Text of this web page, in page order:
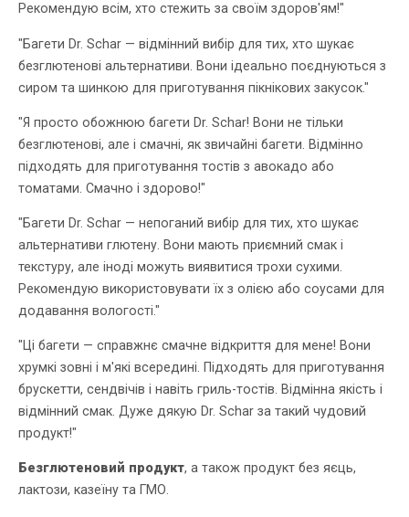
Рекомендую всім, хто стежить за своїм здоров'ям!"
"Багети Dr. Schar — відмінний вибір для тих, хто шукає
безглютенові альтернативи. Вони ідеально поєднуються з
сиром та шинкою для приготування пікнікових закусок."
"Я просто обожнюю багети Dr. Schar! Вони не тільки
безглютенові, але і смачні, як звичайні багети. Відмінно
підходять для приготування тостів з авокадо або
томатами. Смачно і здорово!"
"Багети Dr. Schar — непоганий вибір для тих, хто шукає
альтернативи глютену. Вони мають приємний смак і
текстуру, але іноді можуть виявитися трохи сухими.
Рекомендую використовувати їх з олією або соусами для
додавання вологості."
"Ці багети — справжнє смачне відкриття для мене! Вони
хрумкі зовні і м'які всередині. Підходять для приготування
брускетти, сендвічів і навіть гриль-тостів. Відмінна якість і
відмінний смак. Дуже дякую Dr. Schar за такий чудовий
продукт!"
Безглютеновий продукт, а також продукт без яєць,
лактози, казеїну та ГМО.